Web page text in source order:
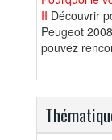
II Découvrir
Peugeot
pouvez